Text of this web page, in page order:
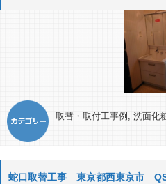
取替・取付工事例 , 洗面化
蛇口取替工事 東京都西東京市